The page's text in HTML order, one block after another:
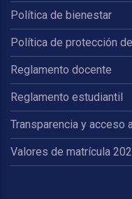
Política de bienestar
Política de protección
Reglamento docente
Reglamento estudiantil
Transparencia y acceso
Valores de matrícula